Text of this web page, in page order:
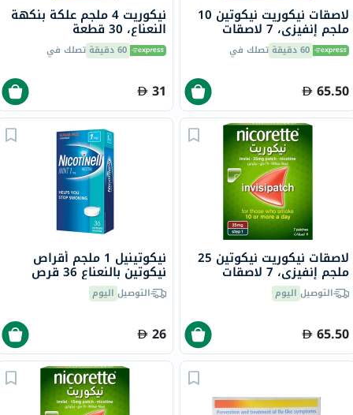
لاصقات نيكوريت نيكوتين 10
ملجم إنفيزي، 7 لاصقات
60 دقيقة تصلك في
65.50
نيكوريت 4 ملجم علكة بنكهة
النعناع، ​​30 قطعة
60 دقيقة تصلك في
31
لاصقات نيكوريت نيكوتين 25
ملجم إنفيزي، 7 لاصقات
التوصيل اليوم
65.50
نيكوتينيل 1 ملجم أقراص
نيكوتين بالنعناع 36 قرص
التوصيل اليوم
26